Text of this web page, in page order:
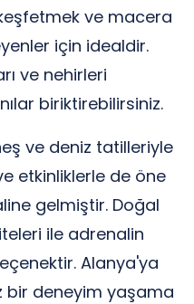
ve macera
için idealdir.
ve nehirleri
biriktirebilirsiniz.
ve deniz tatilleriyle
etkinliklerle de öne
gelmiştir. Doğal
ile adrenalin
Alanya'ya
bir deneyim yaşama